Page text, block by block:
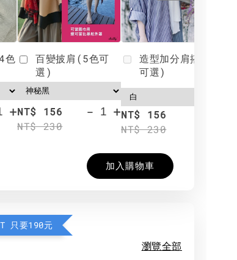
色
+
百變披肩(5色可
選)
NT$ 156
NT$ 230
- +
造型加分肩搭(4色
可選)
NT$ 156
NT$ 230
加入購物車
只要190元
瀏覽全部